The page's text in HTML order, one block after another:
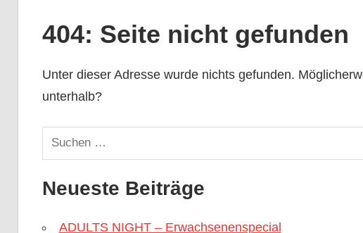
404: Seite nicht gefunden
Unter dieser Adresse wurde nichts gefunden.
unterhalb?
Suchen
nach:
Neueste Beiträge
ADULTS NIGHT – Erwachsenenspecial